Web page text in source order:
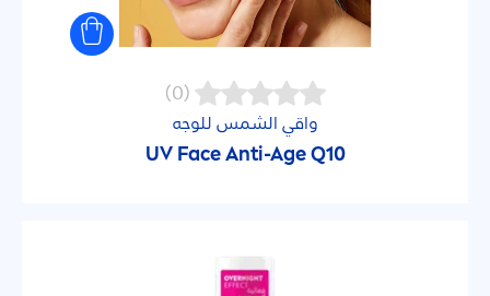
(0)
واقي الشمس للوجه
UV Face Anti-Age Q10